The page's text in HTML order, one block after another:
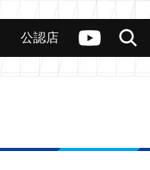
ヴァンガードch
検索
公認店舗 その他
公認店